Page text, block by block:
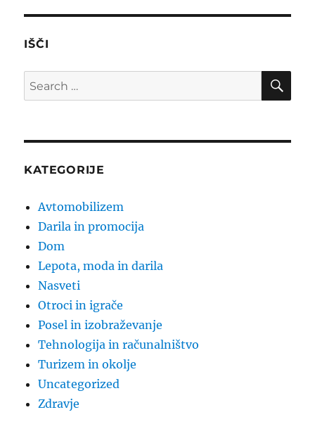
IŠČI
Search
for:
KATEGORIJE
Avtomobilizem
Darila in promocija
Dom
Lepota, moda in darila
Nasveti
Otroci in igrače
Posel in izobraževanje
Tehnologija in računalništvo
Turizem in okolje
Uncategorized
Zdravje